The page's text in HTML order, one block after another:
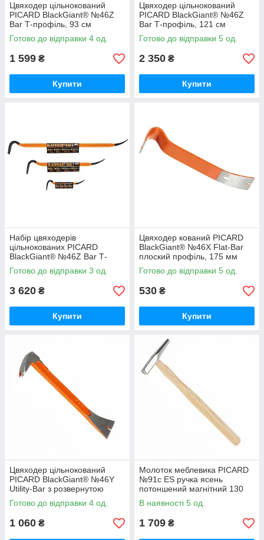
Цвяходер цільнокований
PICARD BlackGiant® №46Z
Bar Т-профіль, 93 см
Готово до відправки 4 од.
1 599 ₴
Купити
Цвяходер цільнокований
PICARD BlackGiant® №46Z
Bar Т-профіль, 121 см
Готово до відправки 5 од.
2 350 ₴
Купити
Набір цвяходерів
цільнокованих PICARD
BlackGiant® №46Z Bar Т-
профіль, 30/61/93 см
Готово до відправки 3 од.
3 620 ₴
Купити
Цвяходер кований PICARD
BlackGiant® №46X Flat-Bar
плоский профіль, 175 мм
Готово до відправки 5 од.
530 ₴
Купити
Цвяходер цільнокований
PICARD BlackGiant® №46Y
Utility-Bar з розвернутою
головою, 25 см, 0004699-002
Готово до відправки 4 од.
1 060 ₴
Молоток меблевика PICARD
№91c ES ручка ясень
потоншений магнітний 130
гр, 0009141
В наявності 5 од.
1 709 ₴